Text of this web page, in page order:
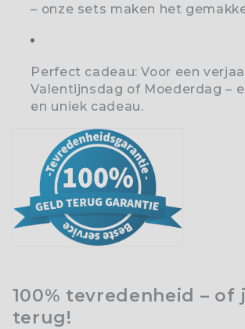
– onze sets maken het
Perfect cadeau:Voor een
Valentijnsdag of Moederdag –
en uniek cadeau.
100% tevredenheid – of
terug!